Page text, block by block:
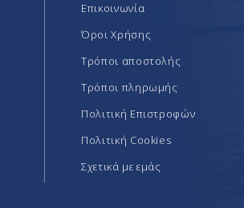
Επικοινωνία
Όροι Χρήσης
Τρόποι αποστολής
Τρόποι πληρωμής
Πολιτική Επιστροφών
Πολιτική Cookies
Σχετικά με εμάς